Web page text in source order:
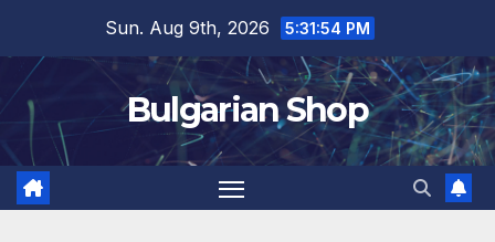
content
Sun. Aug 9th, 2026 5:31:55 PM
Bulgarian Shop